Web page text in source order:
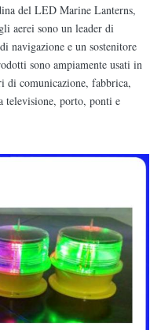
del LED Marine Lanterns,
aerei sono un leader di
navigazione e un sostenitore
sono ampiamente usati in
comunicazione, fabbrica,
televisione, porto, ponti e